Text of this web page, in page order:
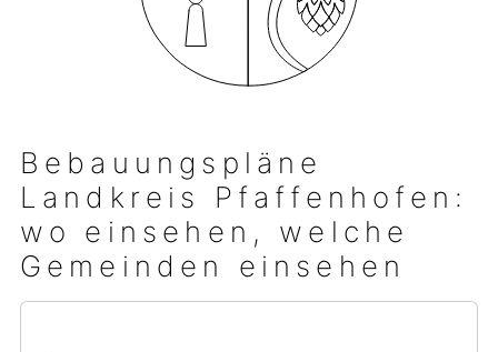
Bebauungspläne
Landkreis Pfaffenhofen:
wo einsehen, welche
Gemeinden einsehen